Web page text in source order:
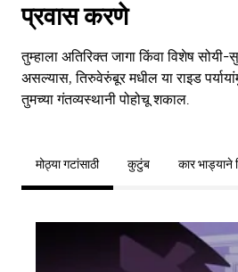
प्रवास करणे
तुम्हाला अतिरिक्त जागा किंवा विशेष
असल्यास, तिरुवेरुंबूर मधील या राइड
तुमच्या गंतव्यस्थानी पोहोचू शकाल.
मोठ्या गटांसाठी कुटुंब कार भाड्याने